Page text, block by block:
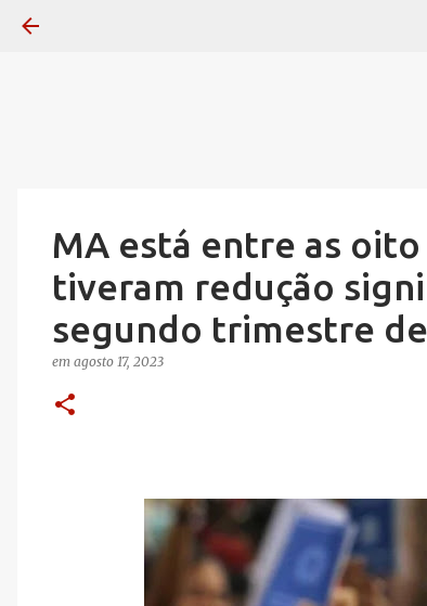
MA está entre as
tiveram redução
segundo trimestre
em agosto 17, 2023